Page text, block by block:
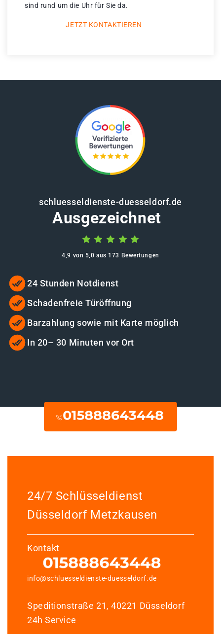
sind rund um die Uhr für Sie da.
JETZT KONTAKTIEREN
schluesseldienste-duesseldorf.de
Ausgezeichnet
4,9 von 5,0 aus 173 Bewertungen
24 Stunden Notdienst
Schadenfreie Türöffnung
Barzahlung sowie mit Karte möglich
In 20– 30 Minuten vor Ort
24/7 Schlüsseldienst
Düsseldorf Metzkausen
Kontakt
info@schluesseldienste-duesseldorf.de
Speditionstraße 21, 40221 Düsseldorf
24h Service